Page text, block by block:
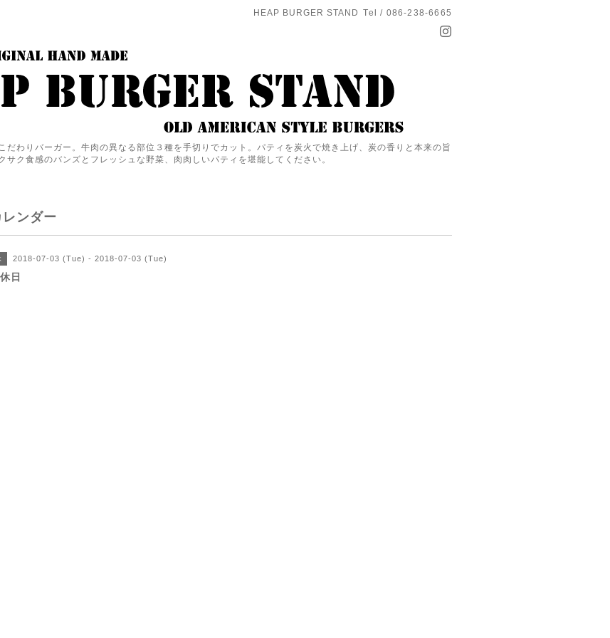
HEAP BURGER STAND Tel / 086-238-6665
だわりバーガー。牛肉の異なる部位３種を手切りでカット。パティを炭火で焼き上げ、炭の香りと本来の旨
ク食感のバンズとフレッシュな野菜、肉肉しいパティを堪能してください。
レンダー
2018-07-03 (Tue) - 2018-07-03 (Tue)
日